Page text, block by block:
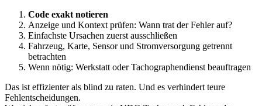
Code exakt notieren
Anzeige und Kontext prüfen: Wann trat der Fehler auf?
Einfachste Ursachen zuerst ausschließen
Fahrzeug, Karte, Sensor und Stromversorgung getrennt
betrachten
Wenn nötig: Werkstatt oder Tachographendienst beauftragen
Das ist effizienter als blind zu raten. Und es verhindert teure
Fehlentscheidungen.